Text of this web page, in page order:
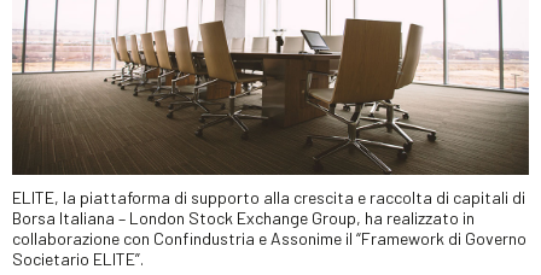
ELITE, la piattaforma di supporto alla crescita e raccolta di capitali di
Borsa Italiana – London Stock Exchange Group, ha realizzato in
collaborazione con Confindustria e Assonime il “Framework di Governo
Societario ELITE”.